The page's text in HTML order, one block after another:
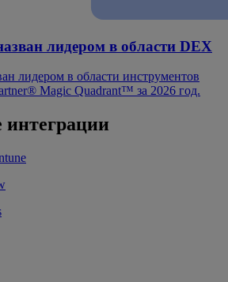
лидером в области DEX
лидером в области инструментов
Magic Quadrant™ за 2026 год.